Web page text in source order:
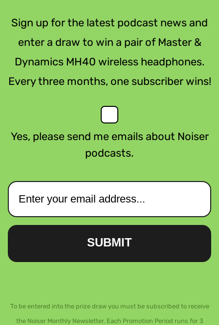
Sign up for the latest podcast news and
enter a draw to win a pair of Master &
Dynamics MH40 wireless headphones.
Every three months, one subscriber wins!
Yes, please send me emails about Noiser
podcasts.
SUBMIT
To be entered into the prize draw you must be subscribed to receive
the Noiser Monthly Newsletter. Each Promotion Period runs for 3